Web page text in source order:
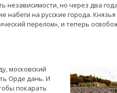
независимости, но через два
на русские города.
перелом», и теперь
московский
Орде дань. И
покарать